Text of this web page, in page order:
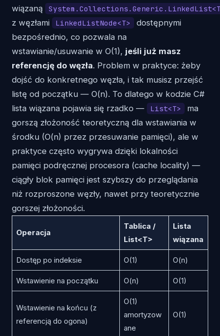
wiązaną
z węzłami LinkedListNode<T>
dostępnymi
bezpośrednio, co pozwala na
wstawianie/usuwanie w O(1), jeśli już masz
referencję do węzła. Problem w praktyce: żeby
dojść do konkretnego węzła, i tak musisz przejść
listę od początku — O(n). To dlatego w kodzie C#
lista wiązana pojawia się rzadko —
List<T>
ma
gorszą złożoność teoretyczną dla wstawiania w
środku (O(n) przez przesuwanie pamięci), ale w
praktyce często wygrywa dzięki lokalności
pamięci podręcznej procesora (cache locality) —
ciągły blok pamięci jest szybszy do przeglądania
niż rozproszone węzły, nawet przy teoretycznie
gorszej złożoności.
Operacja
Tablica /
List<T>
Lista
wiązana
Dostęp po indeksie O(1) O(n)
Wstawienie na początku O(n) O(1)
Wstawienie na końcu (z
referencją do ogona)
O(1)
amortyzow
ane
O(1)